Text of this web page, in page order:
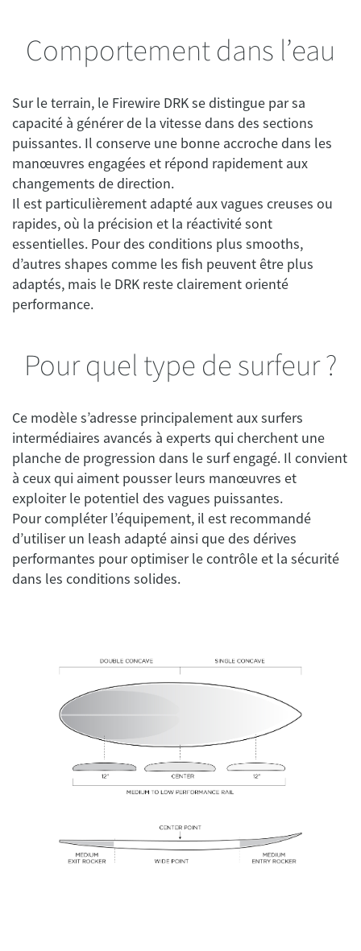
Comportement dans l’eau
Sur le terrain, le Firewire DRK se distingue par sa
capacité à générer de la vitesse dans des sections
puissantes. Il conserve une bonne accroche dans les
manœuvres engagées et répond rapidement aux
changements de direction.
Il est particulièrement adapté aux vagues creuses ou
rapides, où la précision et la réactivité sont
essentielles. Pour des conditions plus smooths,
d’autres shapes comme les fish peuvent être plus
adaptés, mais le DRK reste clairement orienté
performance.
Pour quel type de surfeur ?
Ce modèle s’adresse principalement aux surfers
intermédiaires avancés à experts qui cherchent une
planche de progression dans le surf engagé. Il convient
à ceux qui aiment pousser leurs manœuvres et
exploiter le potentiel des vagues puissantes.
Pour compléter l’équipement, il est recommandé
d’utiliser un leash adapté ainsi que des dérives
performantes pour optimiser le contrôle et la sécurité